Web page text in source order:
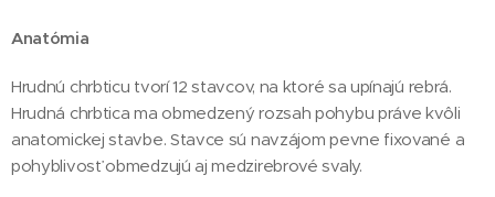
Anatómia
Hrudnú chrbticu tvorí 12 stavcov, na ktoré sa upínajú rebrá.
Hrudná chrbtica ma obmedzený rozsah pohybu práve kvôli
anatomickej stavbe. Stavce sú navzájom pevne fixované a
pohyblivosť obmedzujú aj medzirebrové svaly.